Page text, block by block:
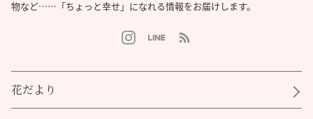
物など……「ちょっと幸せ」になれる情報をお届けします。
花だより